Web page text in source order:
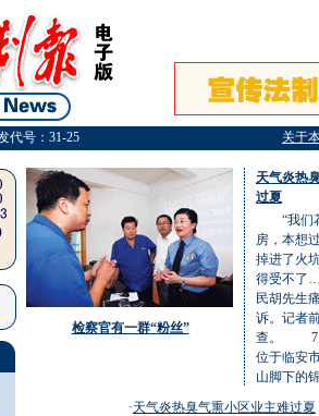
代号：31-25 关于
检察官有一群“粉丝”
天气炎热
过夏
“我们花
房，本想
掉进了火
得受不了
民胡先生
诉。记者
查。 7月
位于临安
山脚下的
天气炎热臭气熏小区业主难过夏